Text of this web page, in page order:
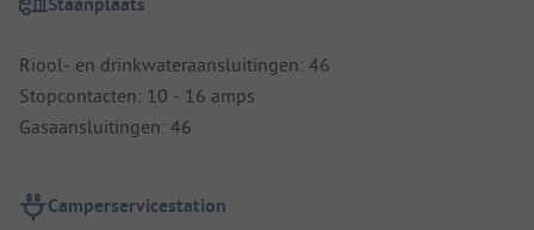
Riool- en drinkwateraansluitingen: 46
Stopcontacten: 10 - 16 amps
Gasaansluitingen: 46
Camperservicestation